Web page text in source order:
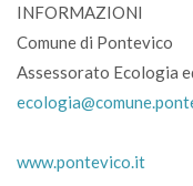
INFORMAZIONI
Comune di Pontevico
Assessorato Ecologia
www.pontevico.it